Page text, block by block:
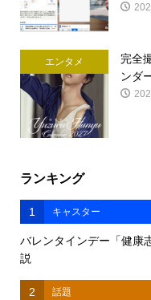
エンタメ
完全
ンダ
ランキング
1 キャスター
バレンタインデー「健康
説
2 話題